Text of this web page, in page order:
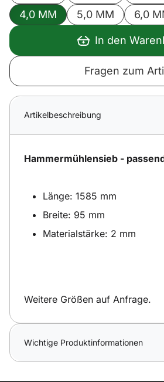
4,0 MM
5,0 MM 6,0
In den
Fragen zum
Artikelbeschreibung
Hammermühlensieb -
Länge: 1585 mm
Breite: 95 mm
Materialstärke: 2 mm
Weitere Größen auf Anfrage.
Wichtige Produktinformationen